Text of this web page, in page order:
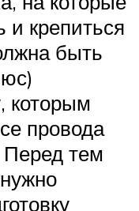
и крепиться
быть
которым
провода
Перед тем